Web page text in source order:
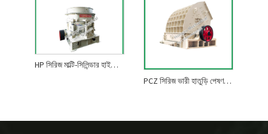
HP সিরিজ মাল্টি-সিলিন্ডার হাইড্রোলিক শঙ্কু পেষণকারী
PCZ সিরিজ ভারী হাতুড়ি পেষণকারী